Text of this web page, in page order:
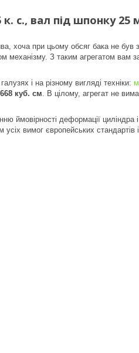
к. с., вал під шпонку 25
хоча при цьому обсяг бака не
механізму. З таким агрегатом вам
і на різному вигляді техніки:
куб. см . В цілому, агрегат не
деформації циліндра і
вимог європейських стандартів